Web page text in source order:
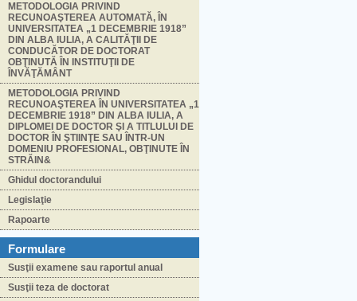
METODOLOGIA PRIVIND
RECUNOAŞTEREA AUTOMATĂ, ÎN
UNIVERSITATEA „1 DECEMBRIE 1918”
DIN ALBA IULIA, A CALITĂŢII DE
CONDUCĂTOR DE DOCTORAT
OBŢINUTĂ ÎN INSTITUŢII DE
ÎNVĂŢĂMÂNT
METODOLOGIA PRIVIND
RECUNOAŞTEREA ÎN UNIVERSITATEA „1
DECEMBRIE 1918” DIN ALBA IULIA, A
DIPLOMEI DE DOCTOR ŞI A TITLULUI DE
DOCTOR ÎN ŞTIINŢE SAU ÎNTR-UN
DOMENIU PROFESIONAL, OBŢINUTE ÎN
STRĂIN&
Ghidul doctorandului
Legislaţie
Rapoarte
Formulare
Susţii examene sau raportul anual
Susţii teza de doctorat